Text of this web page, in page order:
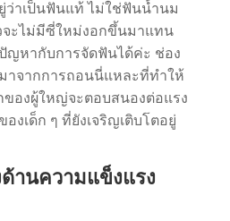
ว่าเป็นฟันแท้ ไม่ใช่ฟันน้ำนม
ะไม่มีซี่ใหม่งอกขึ้นมาแทน
ญหากับการจัดฟันได้ค่ะ ช่อง
าจากการถอนนี่แหละที่ทำให้
ของผู้ใหญ่จะตอบสนองต่อแรง
งเด็ก ๆ ที่ยังเจริญเติบโตอยู่
านความแข็งแรง